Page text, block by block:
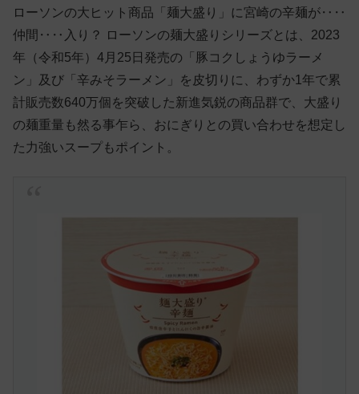
ローソンの大ヒット商品「麺大盛り」に宮崎の辛麺が‥‥
仲間‥‥入り？ ローソンの麺大盛りシリーズとは、2023
年（令和5年）4月25日発売の「豚コクしょうゆラーメ
ン」及び「辛みそラーメン」を皮切りに、わずか1年で累
計販売数640万個を突破した新進気鋭の商品群で、大盛り
の麺重量も然る事乍ら、おにぎりとの買い合わせを想定し
た力強いスープもポイント。